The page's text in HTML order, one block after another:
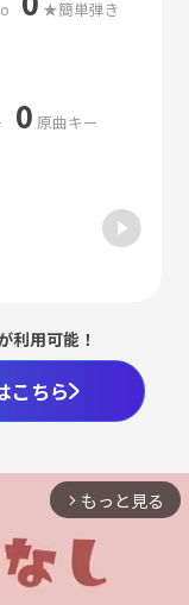
★簡単弾き
0 原曲キー
利用可能！
こちら
arrow_forward_ios もっと見る